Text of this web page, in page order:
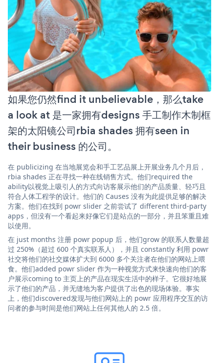
如果您仍然find it unbelievable，那么take
a look at 是一家拥有designs 手工制作木制框
架的太阳镜公司rbia shades 拥有seen in
their business 的公司。
在 publicizing 在当地展览会和手工艺品展上开展业务几个月后，
rbia shades 正在寻找一种在线销售方式。他们required the
ability以视觉上吸引人的方式向访客展示他们的产品质量、轻巧且
符合人体工程学的设计。他们的 Causes 没有为此提供足够的解决
方案。他们在找到 powr slider 之前尝试了 different third-party
apps，但没有一个看起来好像它们是站点的一部分，并且笨重且难
以使用。
在 just months 注册 powr popup 后，他们grow 的联系人数量超
过 250%（超过 600 个真实联系人），并且 constantly 利用 powr
社交将他们的社交媒体扩大到 6000 多个关注者在他们的网站上喂
食。他们added powr slider 作为一种视觉方式来快速向他们的客
户展示coming to 主页上的产品在现实生活中的样子。它很好地展
示了他们的产品，并无缝地为客户提供了出色的现场体验。事实
上，他们discovered发现与他们网站上的 powr 应用程序交互的访
问者的参与时间是他们网站上任何其他人的 2.5 倍。